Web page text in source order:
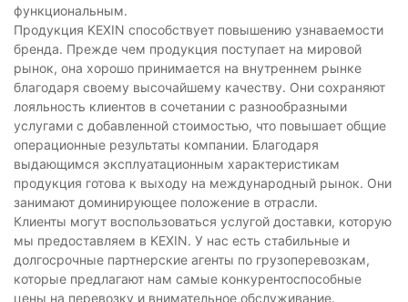
функциональным.
Продукция KEXIN способствует повышению узнаваемости
бренда. Прежде чем продукция поступает на мировой
рынок, она хорошо принимается на внутреннем рынке
благодаря своему высочайшему качеству. Они сохраняют
лояльность клиентов в сочетании с разнообразными
услугами с добавленной стоимостью, что повышает общие
операционные результаты компании. Благодаря
выдающимся эксплуатационным характеристикам
продукция готова к выходу на международный рынок. Они
занимают доминирующее положение в отрасли.
Клиенты могут воспользоваться услугой доставки, которую
мы предоставляем в KEXIN. У нас есть стабильные и
долгосрочные партнерские агенты по грузоперевозкам,
которые предлагают нам самые конкурентоспособные
цены на перевозку и внимательное обслуживание.